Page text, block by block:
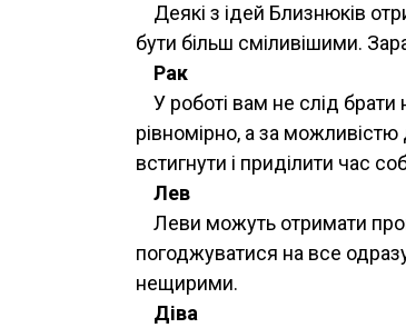
Деякі з ідей Близнюків
бути більш сміливішими.
Рак
У роботі вам не слід
рівномірно, а за
встигнути і приділити час
Лев
Леви можуть отримати
погоджуватися на все
нещирими.
Діва